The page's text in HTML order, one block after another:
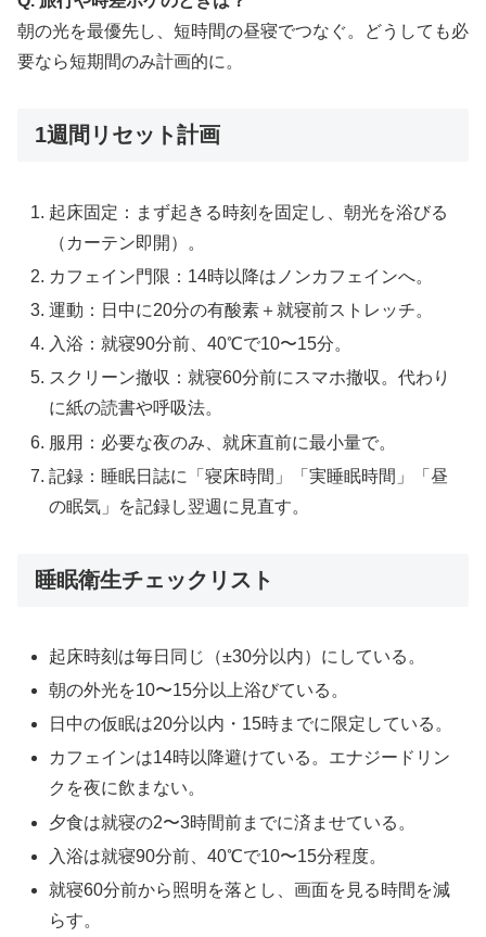
朝の光を最優先し、短時間の昼寝でつなぐ。どうしても必
要なら短期間のみ計画的に。
1週間リセット計画
起床固定：まず起きる時刻を固定し、朝光を浴びる
（カーテン即開）。
カフェイン門限：14時以降はノンカフェインへ。
運動：日中に20分の有酸素＋就寝前ストレッチ。
入浴：就寝90分前、40℃で10〜15分。
スクリーン撤収：就寝60分前にスマホ撤収。代わり
に紙の読書や呼吸法。
服用：必要な夜のみ、就床直前に最小量で。
記録：睡眠日誌に「寝床時間」「実睡眠時間」「昼
の眠気」を記録し翌週に見直す。
睡眠衛生チェックリスト
起床時刻は毎日同じ（±30分以内）にしている。
朝の外光を10〜15分以上浴びている。
日中の仮眠は20分以内・15時までに限定している。
カフェインは14時以降避けている。エナジードリン
クを夜に飲まない。
夕食は就寝の2〜3時間前までに済ませている。
入浴は就寝90分前、40℃で10〜15分程度。
就寝60分前から照明を落とし、画面を見る時間を減
らす。